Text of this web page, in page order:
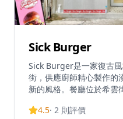
Sick Burger
Sick Burger是一家復古
街，供應廚師精心製作的
新的風格。餐廳位於希雲
項目如Scramble Sick!炒
4.5· 2 則評價